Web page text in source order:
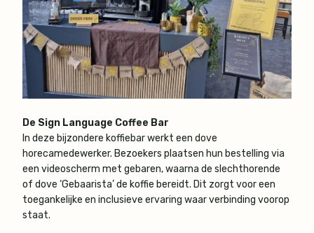
De Sign Language Coffee Bar
In deze bijzondere koffiebar werkt een dove
horecamedewerker. Bezoekers plaatsen hun bestelling via
een videoscherm met gebaren, waarna de slechthorende
of dove ‘Gebaarista’ de koffie bereidt. Dit zorgt voor een
toegankelijke en inclusieve ervaring waar verbinding voorop
staat.